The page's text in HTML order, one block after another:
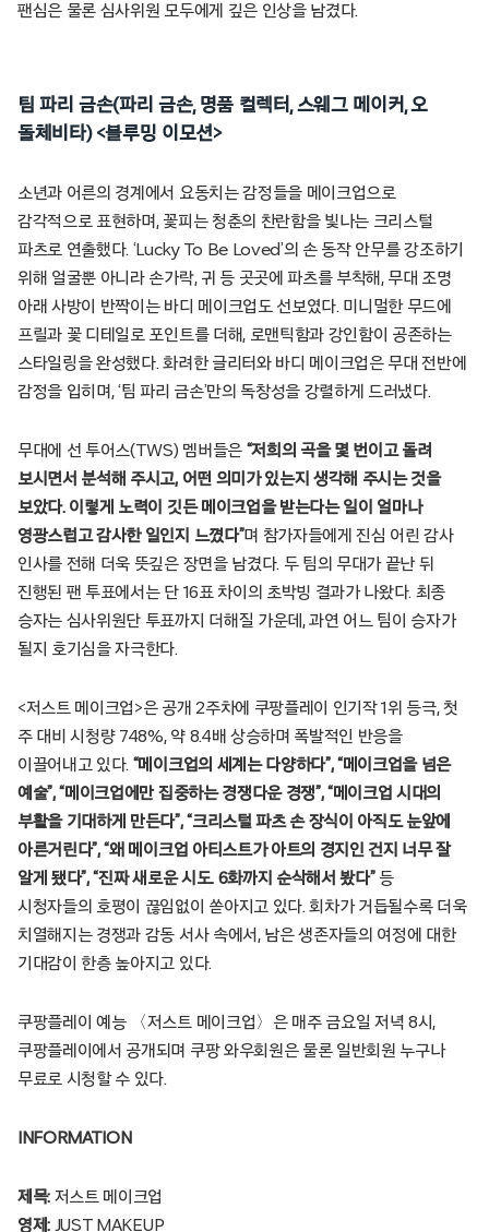
팬심은 물론 심사위원 모두에게 깊은 인상을 남겼다.
팀 파리 금손(파리 금손, 명품 컬렉터, 스웨그 메이커, 오
돌체비타) <블루밍 이모션>
소년과 어른의 경계에서 요동치는 감정들을 메이크업으로
감각적으로 표현하며, 꽃피는 청춘의 찬란함을 빛나는 크리스털
파츠로 연출했다. ‘Lucky To Be Loved’의 손 동작 안무를 강조하기
위해 얼굴뿐 아니라 손가락, 귀 등 곳곳에 파츠를 부착해, 무대 조명
아래 사방이 반짝이는 바디 메이크업도 선보였다. 미니멀한 무드에
프릴과 꽃 디테일로 포인트를 더해, 로맨틱함과 강인함이 공존하는
스타일링을 완성했다. 화려한 글리터와 바디 메이크업은 무대 전반에
감정을 입히며, ‘팀 파리 금손’만의 독창성을 강렬하게 드러냈다.
무대에 선 투어스(TWS) 멤버들은 “저희의 곡을 몇 번이고 돌려
보시면서 분석해 주시고, 어떤 의미가 있는지 생각해 주시는 것을
보았다. 이렇게 노력이 깃든 메이크업을 받는다는 일이 얼마나
영광스럽고 감사한 일인지 느꼈다”며 참가자들에게 진심 어린 감사
인사를 전해 더욱 뜻깊은 장면을 남겼다. 두 팀의 무대가 끝난 뒤
진행된 팬 투표에서는 단 16표 차이의 초박빙 결과가 나왔다. 최종
승자는 심사위원단 투표까지 더해질 가운데, 과연 어느 팀이 승자가
될지 호기심을 자극한다.
<저스트 메이크업>은 공개 2주차에 쿠팡플레이 인기작 1위 등극, 첫
주 대비 시청량 748%, 약 8.4배 상승하며 폭발적인 반응을
이끌어내고 있다. “메이크업의 세계는 다양하다”, “메이크업을 넘은
예술”, “메이크업에만 집중하는 경쟁다운 경쟁”, “메이크업 시대의
부활을 기대하게 만든다”, “크리스털 파츠 손 장식이 아직도 눈앞에
아른거린다”, “왜 메이크업 아티스트가 아트의 경지인 건지 너무 잘
알게 됐다”, “진짜 새로운 시도. 6화까지 순삭해서 봤다” 등
시청자들의 호평이 끊임없이 쏟아지고 있다. 회차가 거듭될수록 더욱
치열해지는 경쟁과 감동 서사 속에서, 남은 생존자들의 여정에 대한
기대감이 한층 높아지고 있다.
쿠팡플레이 예능 〈저스트 메이크업〉은 매주 금요일 저녁 8시,
쿠팡플레이에서 공개되며 쿠팡 와우회원은 물론 일반회원 누구나
무료로 시청할 수 있다.
INFORMATION
제목: 저스트 메이크업
영제: JUST MAKEUP